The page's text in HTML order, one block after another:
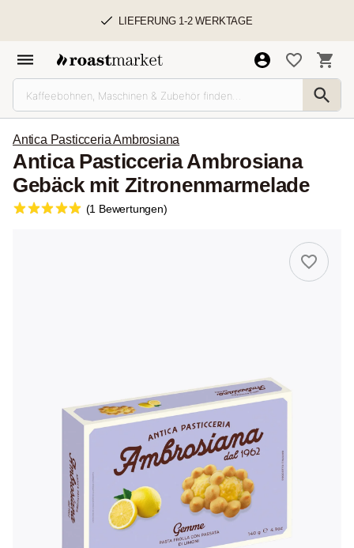
LIEFERUNG 1-2 WERKTAGE
Antica Pasticceria Ambrosiana
Antica Pasticceria Ambrosiana
Gebäck mit Zitronenmarmelade
(1 Bewertungen)